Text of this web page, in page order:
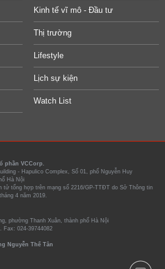
Kinh tế vĩ mô - Đầu tư
Thị trường
Lifestyle
Lịch sự kiện
Watch List
phần VCCorp.
- Hapulico Complex, Số 01, phố Nguyễn Huy
Hà Nội
tử tổng hợp trên mạng số 2216/GP-TTĐT do Sở Thông tin
4 năm 2019.
phường Thanh Xuân, thành phố Hà Nội
Fax: 024-39744082
Nguyễn Thế Tân